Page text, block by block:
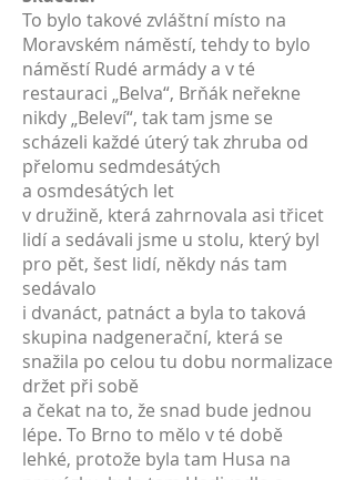
To bylo takové zvláštní místo na
Moravském náměstí, tehdy to bylo
náměstí Rudé armády a v té
restauraci „Belva“, Brňák neřekne
nikdy „Beleví“, tak tam jsme se
scházeli každé úterý tak zhruba od
přelomu sedmdesátých
a osmdesátých let
v družině, která zahrnovala asi třicet
lidí a sedávali jsme u stolu, který byl
pro pět, šest lidí, někdy nás tam
sedávalo
i dvanáct, patnáct a byla to taková
skupina nadgenerační, která se
snažila po celou tu dobu normalizace
držet při sobě
a čekat na to, že snad bude jednou
lépe. To Brno to mělo v té době
lehké, protože byla tam Husa na